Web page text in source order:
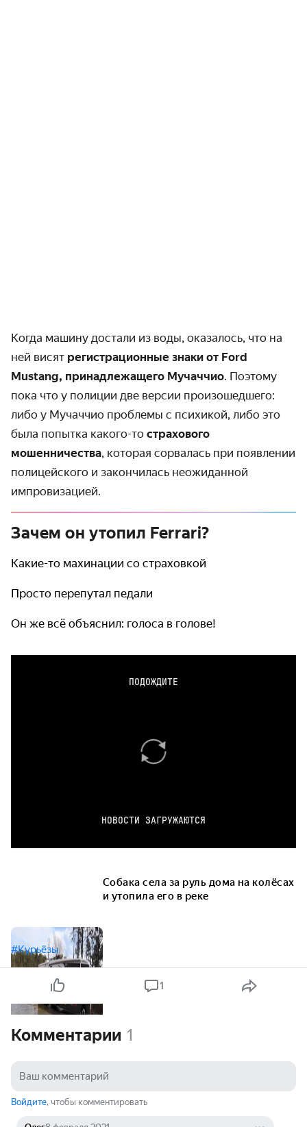
Когда машину достали из воды, оказалось, что на
ней висят регистрационные знаки от Ford
Mustang, принадлежащего Мучаччио. Поэтому
пока что у полиции две версии произошедшего:
либо у Мучаччио проблемы с психикой, либо это
была попытка какого-то страхового
мошенничества, которая сорвалась при появлении
полицейского и закончилась неожиданной
импровизацией.
Зачем он утопил Ferrari?
Какие-то махинации со страховкой
Просто перепутал педали
Он же всё объяснил: голоса в голове!
ПОДОЖДИТЕ
НОВОСТИ ЗАГРУЖАЮТСЯ
Собака села за руль дома на колёсах
и утопила его в реке
#Курьёзы
1
Комментарии 1
Войдите, чтобы комментировать